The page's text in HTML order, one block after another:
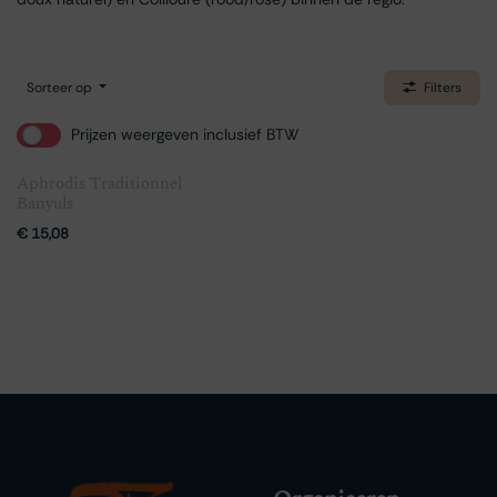
Sorteer op Filters
Prijzen weergeven inclusief BTW
€ 15,08